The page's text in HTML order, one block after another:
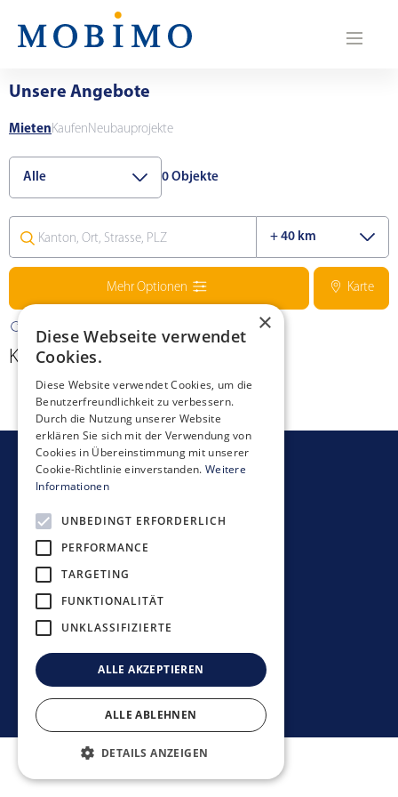
N
a
v
i
g
a
t
i
o
n
Unsere Angebote
MietenKaufenNeubauprojekte
0 Objekte
Mehr Optionen Karte
Keine Treffer
Newsletter bestellen
Anlagerichtlinien
Datenschutzerklärung
Disclaimer
Impressum
2026Mobimo Management AG
×
Diese Webseite verwendet
Cookies.
Diese Website verwendet Cookies, um die
Benutzerfreundlichkeit zu verbessern.
Durch die Nutzung unserer Website
erklären Sie sich mit der Verwendung von
Cookies in Übereinstimmung mit unserer
Cookie-Richtlinie einverstanden. Weitere
Informationen
UNBEDINGT ERFORDERLICH
PERFORMANCE
TARGETING
FUNKTIONALITÄT
UNKLASSIFIZIERTE
ALLE AKZEPTIEREN
ALLE ABLEHNEN
DETAILS ANZEIGEN